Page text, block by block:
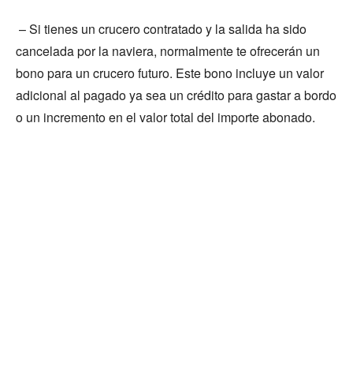
– Si tienes un crucero contratado y la salida ha sido
cancelada por la naviera, normalmente te ofrecerán un
bono para un crucero futuro. Este bono incluye un valor
adicional al pagado ya sea un crédito para gastar a bordo
o un incremento en el valor total del importe abonado.